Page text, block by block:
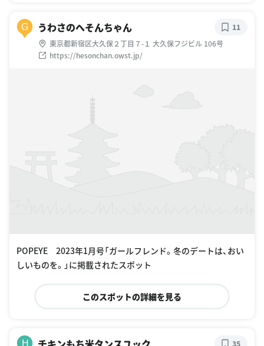
G うわさのへそんちゃん
東京都新宿区大久保２丁目７-１ 大久保フジビル 106号
https://hesonchan.owst.jp/
11
POPEYE 2023年1月号「ガールフレンド。冬のデートは、おい
しいものを。」に掲載されたスポット
このスポットの詳細を見る
H 35